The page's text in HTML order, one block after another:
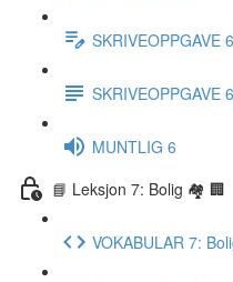
SKRIVEOPPGAVE 6
SKRIVEOPPGAVE
MUNTLIG 6
📘 Leksjon 7: Bolig 🏘 🏢
VOKABULAR 7: